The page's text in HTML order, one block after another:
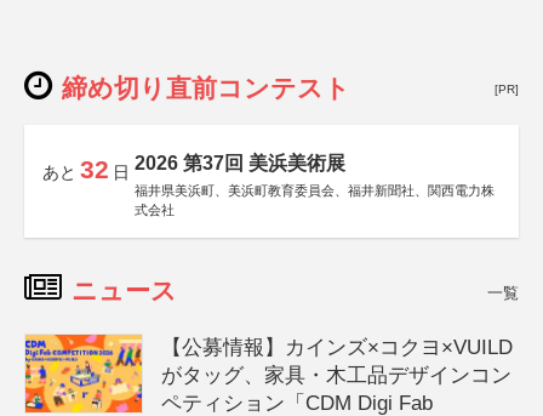
締め切り直前コンテスト [PR]
あと 32 日 2026 第37回 美浜美術展
福井県美浜町、美浜町教育委員会、福井新聞社、関西電力株
式会社
ニュース 一覧
【公募情報】カインズ×コクヨ×VUILD
がタッグ、家具・木工品デザインコン
ペティション「CDM Digi Fab